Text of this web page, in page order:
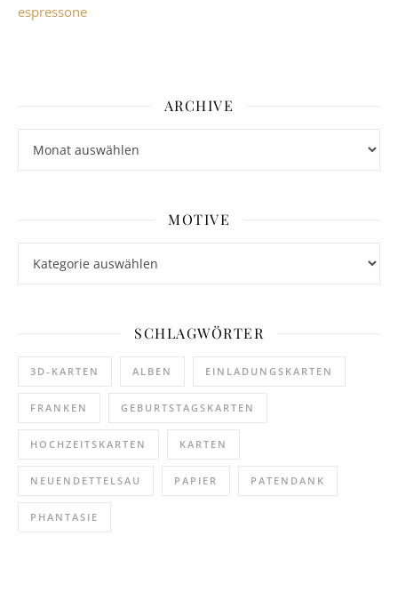
espressone
ARCHIVE
MOTIVE
SCHLAGWÖRTER
3D-KARTEN ALBEN EINLADUNGSKARTEN
FRANKEN GEBURTSTAGSKARTEN
HOCHZEITSKARTEN KARTEN
NEUENDETTELSAU PAPIER PATENDANK
PHANTASIE